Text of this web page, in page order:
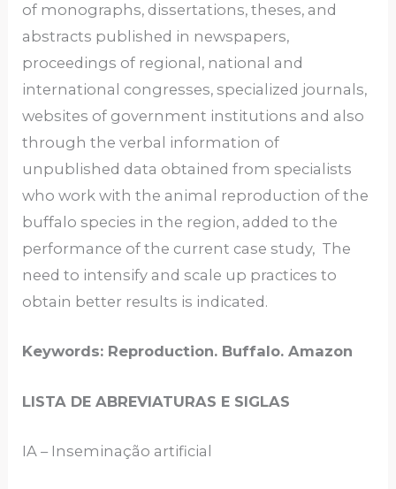
of monographs, dissertations, theses, and
abstracts published in newspapers,
proceedings of regional, national and
international congresses, specialized journals,
websites of government institutions and also
through the verbal information of
unpublished data obtained from specialists
who work with the animal reproduction of the
buffalo species in the region, added to the
performance of the current case study, The
need to intensify and scale up practices to
obtain better results is indicated.
Keywords: Reproduction. Buffalo. Amazon
LISTA DE ABREVIATURAS E SIGLAS
IA – Inseminação artificial